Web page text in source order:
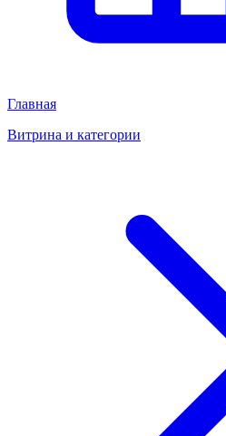
Главная
Витрина и категории